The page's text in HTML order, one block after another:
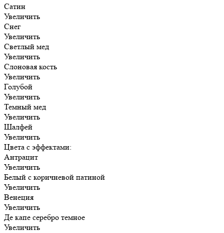
Сатин
Увеличить
Снег
Увеличить
Светлый мед
Увеличить
Слоновая кость
Увеличить
Голубой
Увеличить
Темный мед
Увеличить
Шалфей
Увеличить
Цвета с эффектами:
Антрацит
Увеличить
Белый с коричневой патиной
Увеличить
Венеция
Увеличить
Де капе серебро темное
Увеличить